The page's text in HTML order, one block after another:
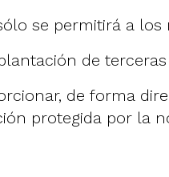
se permitirá a los
de
de forma
protegida por la